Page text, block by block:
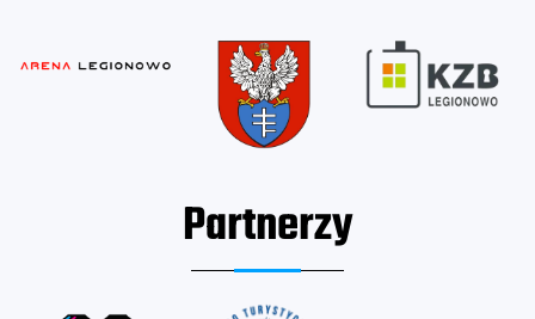
Partnerzy